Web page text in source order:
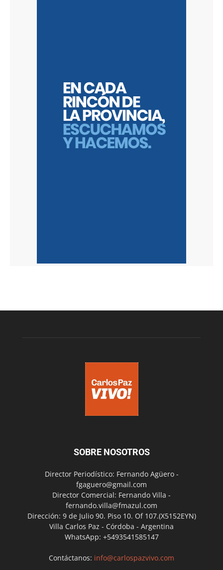
SOBRE NOSOTROS
Director Periodístico: Fernando Agüero -
fgaguero@gmail.com
Director Comercial: Fernando Villa -
fernando.villa@fmazul.com
Dirección: 9 de Julio 90. Piso 10. Of 107.(X5152EYN)
Villa Carlos Paz - Córdoba - Argentina
WhatsApp: +5493541585147
Contáctanos: info@carlospazvivo.com